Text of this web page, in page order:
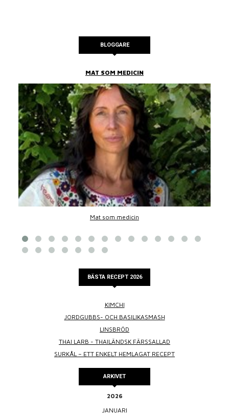
BLOGGARE
MAT SOM MEDICIN
Mat som medicin
BÄSTA RECEPT 2026
KIMCHI
JORDGUBBS- OCH BASILIKASMASH
LINSBRÖD
THAI LARB - THAILÄNDSK FÄRSSALLAD
SURKÅL – ETT ENKELT HEMLAGAT RECEPT
ARKIVET
2026
JANUARI